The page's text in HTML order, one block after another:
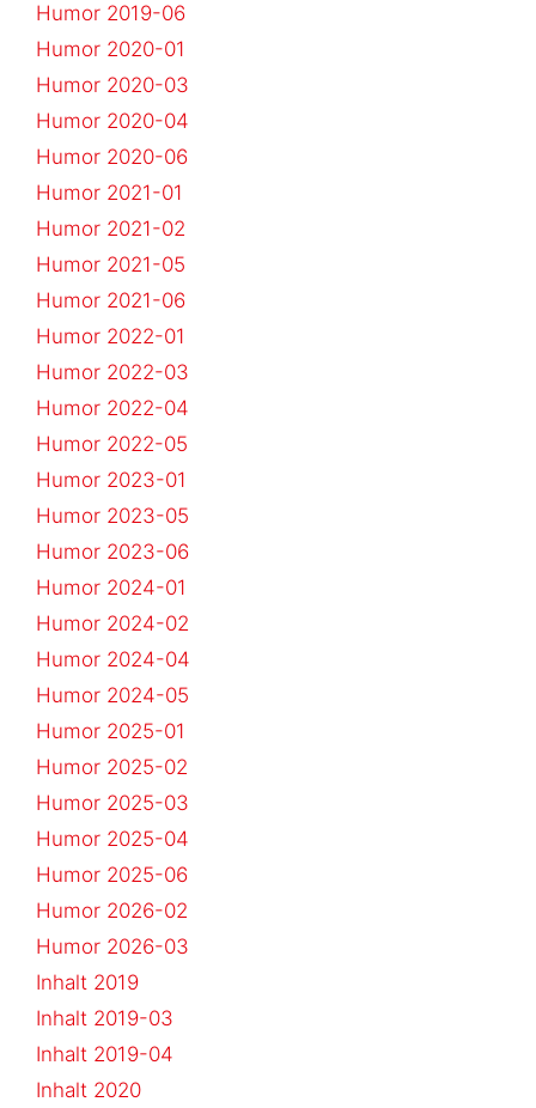
Humor 2019-06
Humor 2020-01
Humor 2020-03
Humor 2020-04
Humor 2020-06
Humor 2021-01
Humor 2021-02
Humor 2021-05
Humor 2021-06
Humor 2022-01
Humor 2022-03
Humor 2022-04
Humor 2022-05
Humor 2023-01
Humor 2023-05
Humor 2023-06
Humor 2024-01
Humor 2024-02
Humor 2024-04
Humor 2024-05
Humor 2025-01
Humor 2025-02
Humor 2025-03
Humor 2025-04
Humor 2025-06
Humor 2026-02
Humor 2026-03
Inhalt 2019
Inhalt 2019-03
Inhalt 2019-04
Inhalt 2020